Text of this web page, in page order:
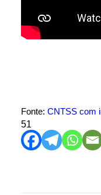
Fonte: CNTSS com
51